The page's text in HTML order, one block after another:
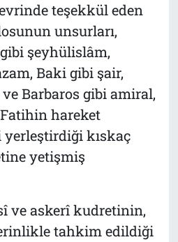
teşekkül eden
unsurları,
şeyhülislâm,
Baki gibi şair,
Barbaros gibi amiral,
Fatihin hareket
kıskaç
yetişmiş
ve askerî kudretinin,
tahkim edildiği